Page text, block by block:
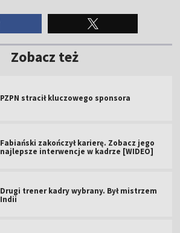
Zobacz też
PZPN stracił kluczowego sponsora
Fabiański zakończył karierę. Zobacz jego
najlepsze interwencje w kadrze [WIDEO]
Drugi trener kadry wybrany. Był mistrzem
Indii